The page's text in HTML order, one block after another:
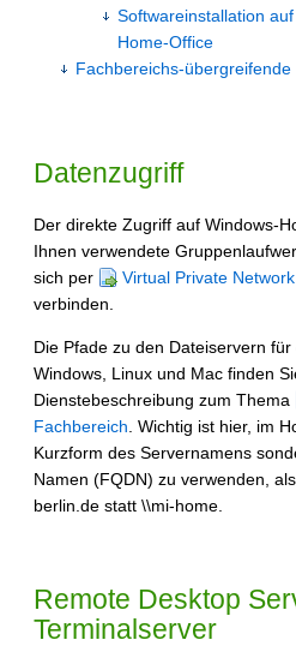
Softwareinstallation
Home-Office
Fachbereichs-
Datenzugriff
Der direkte Zugriff auf Windows-
Ihnen verwendete
sich per
Virtual Private
verbinden.
Die Pfade zu den Dateiservern
Windows, Linux und Mac finden
Dienstebeschreibung zum Thema
Fachbereich . Wichtig ist hier, im
Kurzform des Servernamens
Namen (FQDN) zu verwenden,
berlin.de statt \\mi-home.
Remote Desktop
Terminalserver